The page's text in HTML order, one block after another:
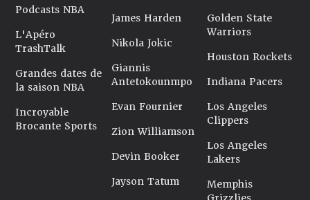
Podcasts NBA
L'Apéro
TrashTalk
Grandes dates de
la saison NBA
Incroyable
Brocante Sports
James Harden
Nikola Jokic
Giannis
Antetokounmpo
Evan Fournier
Zion Williamson
Devin Booker
Jayson Tatum
Golden State
Warriors
Houston Rockets
Indiana Pacers
Los Angeles
Clippers
Los Angeles
Lakers
Memphis